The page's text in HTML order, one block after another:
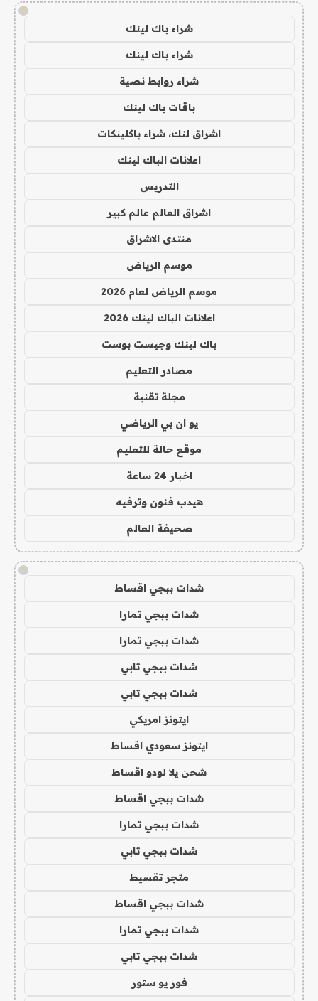
!
شراء باك لينك
شراء باك لينك
شراء روابط نصية
باقات باك لينك
اشراق لنك، شراء باكلينكات
اعلانات الباك لينك
التدريس
اشراق العالم عالم كبير
منتدى الاشراق
موسم الرياض
موسم الرياض لعام 2026
اعلانات الباك لينك 2026
باك لينك وجيست بوست
مصادر التعليم
مجلة تقنية
يو ان بي الرياضي
موقع حالة للتعليم
اخبار 24 ساعة
هيدب فنون وترفيه
صحيفة العالم
!
شدات ببجي اقساط
شدات ببجي تمارا
شدات ببجي تمارا
شدات ببجي تابي
شدات ببجي تابي
ايتونز امريكي
ايتونز سعودي اقساط
شحن يلا لودو اقساط
شدات ببجي اقساط
شدات ببجي تمارا
شدات ببجي تابي
متجر تقسيط
شدات ببجي اقساط
شدات ببجي تمارا
شدات ببجي تابي
فور يو ستور